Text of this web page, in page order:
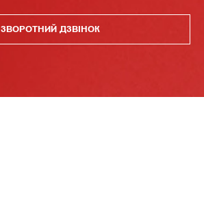
ЗВОРОТНИЙ ДЗВІНОК